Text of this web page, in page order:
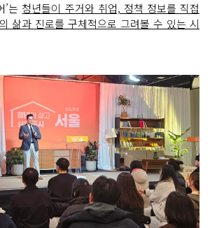
’는 청년들이 주거와 취업, 정책 정보를 직접
삶과 진로를 구체적으로 그려볼 수 있는 시